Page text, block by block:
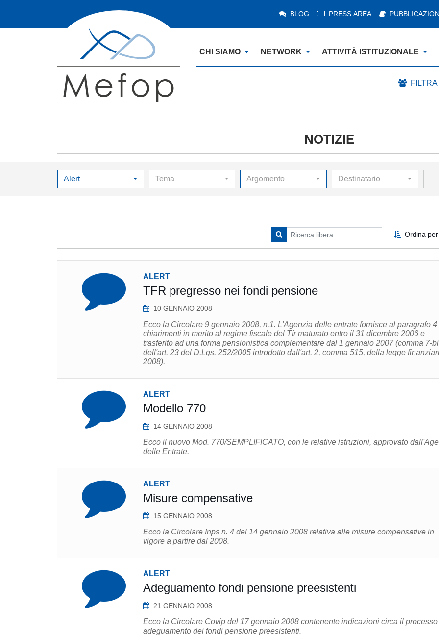
BLOG PRESS AREA
CHI SIAMO NETWORK ATTIVITÀ ISTITUZIONALE
NOTIZIE
Alert Tema Argomento Destinatario
Ordina
ALERT
TFR pregresso nei fondi pensione
10 GENNAIO 2008
Ecco la Circolare 9 gennaio 2008, n.1. L'Agenzia delle entrate fornisce al paragrafo 4
chiarimenti in merito al regime fiscale del Tfr maturato entro il 31 dicembre 2006 e
trasferito ad una forma pensionistica complementare dal 1 gennaio 2007 (comma 7-
dell'art. 23 del D.Lgs. 252/2005 introdotto dall'art. 2, comma 515, della legge
2008).
ALERT
Modello 770
14 GENNAIO 2008
Ecco il nuovo Mod. 770/SEMPLIFICATO, con le relative istruzioni, approvato
delle Entrate.
ALERT
Misure compensative
15 GENNAIO 2008
Ecco la Circolare Inps n. 4 del 14 gennaio 2008 relativa alle misure compensative in
vigore a partire dal 2008.
ALERT
Adeguamento fondi pensione preesistenti
21 GENNAIO 2008
Ecco la Circolare Covip del 17 gennaio 2008 contenente indicazioni circa il processo
adeguamento dei fondi pensione preesistenti.